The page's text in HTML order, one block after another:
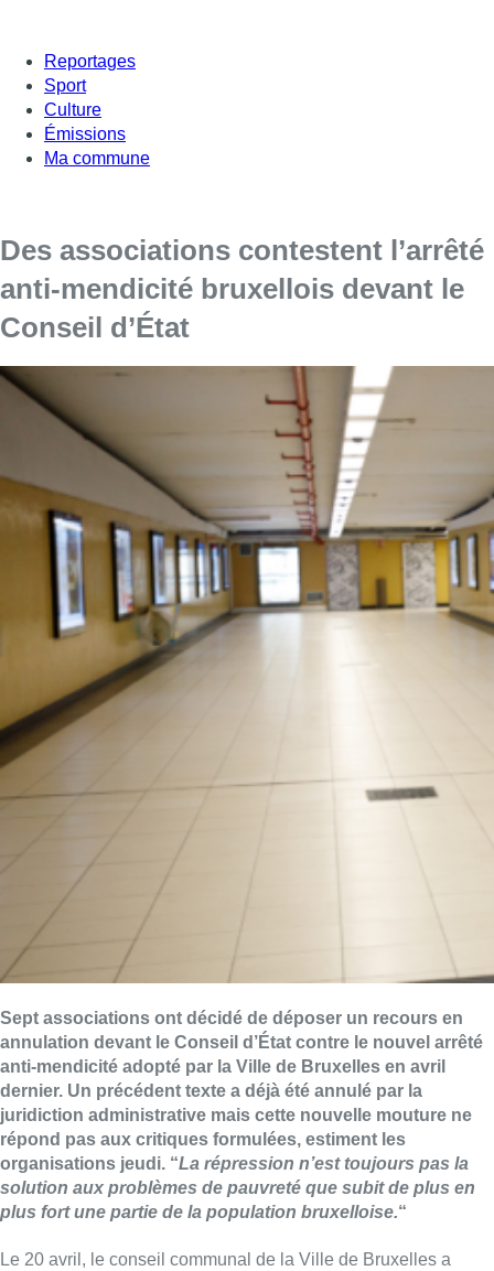
Reportages
Sport
Culture
Émissions
Ma commune
Des associations contestent l’arrêté
anti-mendicité bruxellois devant le
Conseil d’État
Sept associations ont décidé de déposer un recours en
annulation devant le Conseil d’État contre le nouvel arrêté
anti-mendicité adopté par la Ville de Bruxelles en avril
dernier. Un précédent texte a déjà été annulé par la
juridiction administrative mais cette nouvelle mouture ne
répond pas aux critiques formulées, estiment les
organisations jeudi. “La répression n’est toujours pas la
solution aux problèmes de pauvreté que subit de plus en
plus fort une partie de la population bruxelloise.“
Le 20 avril, le conseil communal de la Ville de Bruxelles a